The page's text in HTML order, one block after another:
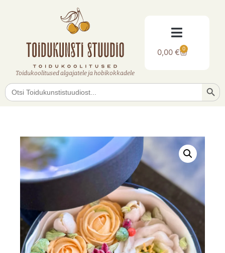
Toidukoolitused algajatele ja hobikokkadele
0,00€ 0
Search
for: